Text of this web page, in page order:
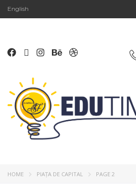
English
HOME PIAȚA DE CAPITAL PAGE 2